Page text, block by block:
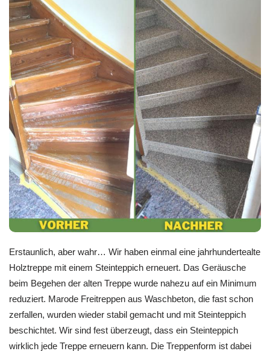
Erstaunlich, aber wahr… Wir haben einmal eine jahrhundertealte
Holztreppe mit einem Steinteppich erneuert. Das Geräusche
beim Begehen der alten Treppe wurde nahezu auf ein Minimum
reduziert. Marode Freitreppen aus Waschbeton, die fast schon
zerfallen, wurden wieder stabil gemacht und mit Steinteppich
beschichtet. Wir sind fest überzeugt, dass ein Steinteppich
wirklich jede Treppe erneuern kann. Die Treppenform ist dabei